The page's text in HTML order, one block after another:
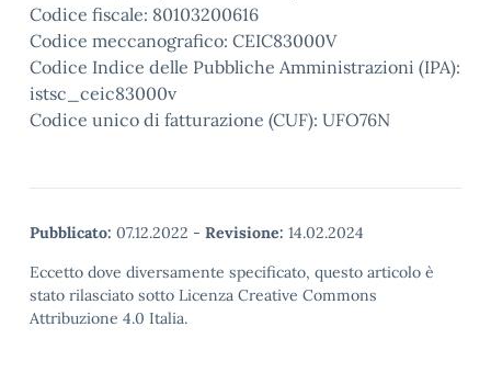
Codice fiscale: 80103200616
Codice meccanografico: CEIC83000V
Codice Indice delle Pubbliche Amministrazioni (IPA):
istsc_ceic83000v
Codice unico di fatturazione (CUF): UFO76N
Pubblicato: 07.12.2022 - Revisione: 14.02.2024
Eccetto dove diversamente specificato, questo articolo è
stato rilasciato sotto Licenza Creative Commons
Attribuzione 4.0 Italia.